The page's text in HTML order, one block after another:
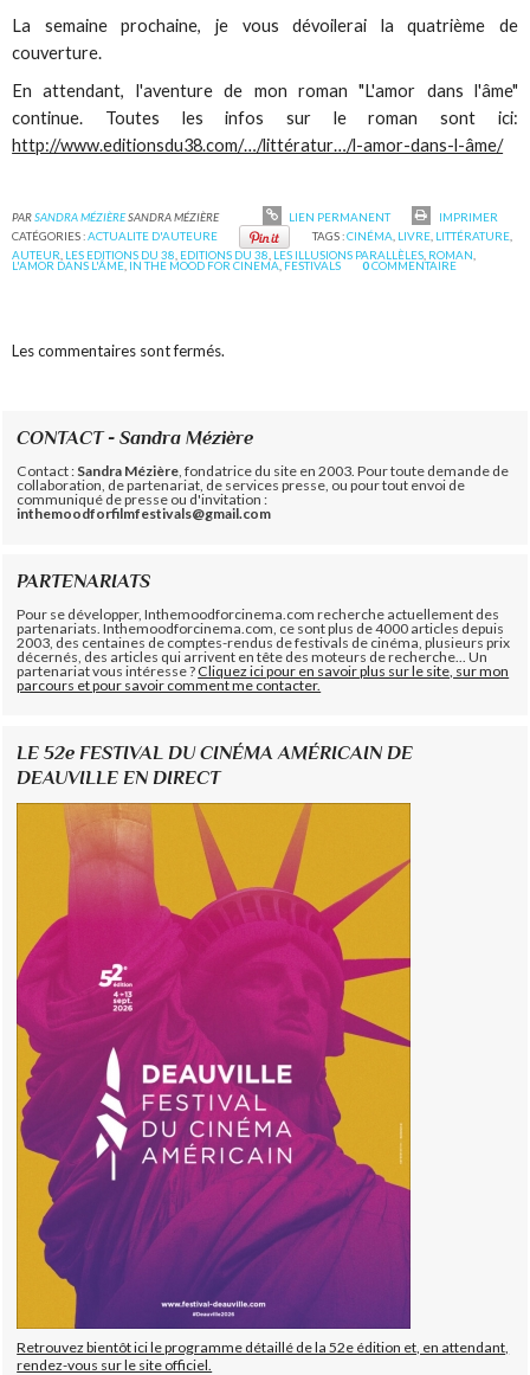
La semaine prochaine, je vous dévoilerai la quatrième de
couverture.
En attendant, l'aventure de mon roman "L'amor dans l'âme"
continue. Toutes les infos sur le roman sont ici:
http://www.editionsdu38.com/…/littératur…/l-amor-dans-l-âme/
PARSANDRA MÉZIÈRESANDRA MÉZIÈRE LIEN PERMANENT
IMPRIMER
CATÉGORIES :ACTUALITE D'AUTEURE TAGS :CINÉMA, LIVRE, LITTÉRATURE,
AUTEUR, LES EDITIONS DU 38, EDITIONS DU 38, LES ILLUSIONS PARALLÈLES, ROMAN,
L'AMOR DANS L'ÂME, IN THE MOOD FOR CINEMA, FESTIVALS 0COMMENTAIRE
Les commentaires sont fermés.
CONTACT - Sandra Mézière
Contact : Sandra Mézière , fondatrice du site en 2003. Pour toute demande de
collaboration, de partenariat, de services presse, ou pour tout envoi de
communiqué de presse ou d'invitation :
inthemoodforfilmfestivals@gmail.com
PARTENARIATS
Pour se développer, Inthemoodforcinema.com recherche actuellement des
partenariats. Inthemoodforcinema.com, ce sont plus de 4000 articles depuis
2003, des centaines de comptes-rendus de festivals de cinéma, plusieurs prix
décernés, des articles qui arrivent en tête des moteurs de recherche... Un
partenariat vous intéresse ?Cliquez ici pour en savoir plus sur le site, sur mon
parcours et pour savoir comment me contacter.
LE 52e FESTIVAL DU CINÉMA AMÉRICAIN DE
DEAUVILLE EN DIRECT
Retrouvez bientôt ici le programme détaillé de la 52e édition et, en attendant,
rendez-vous sur le site officiel.